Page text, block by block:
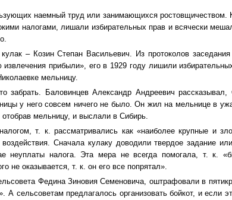
наемный труд или занимающихся ростовщичеством.
налогами, лишали избирательных прав и всячески
– Козин Степан Васильевич. Из протоколов заседания
прибыли», его в 1929 году лишили
мельницу.
забрать. Баловинцев Александр Андреевич рассказывал,
у него совсем ничего не было. Он жил на мельнице в
мельницу, и выслали в Сибирь.
т. к. рассматривались как «наиболее крупные и
Сначала кулаку доводили твердое задание
неуплаты налога. Эта мера не всегда помогала, т. к.
не оказывается, т. к. он его все попрятал».
Федина Зиновия Семеновича, оштрафовали в
сельсоветам предлагалось организовать бойкот, и если